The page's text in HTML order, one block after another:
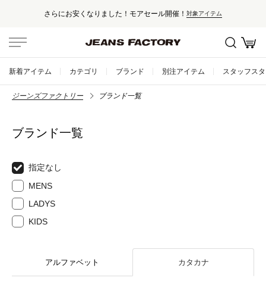
さらにお安くなりました！モアセール開催！ 対象アイテム
新着アイテム カテゴリ ブランド 別注アイテム スタッフス
ジーンズファクトリー ブランド一覧
ブランド一覧
指定なし
MENS
LADYS
KIDS
アルファベット カタカナ